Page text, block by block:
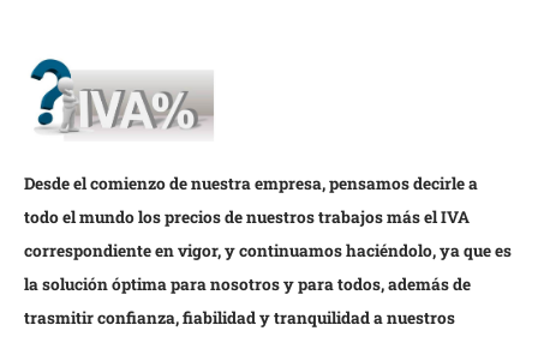
Desde el comienzo de nuestra empresa, pensamos decirle a
todo el mundo los precios de nuestros trabajos más el IVA
correspondiente en vigor, y continuamos haciéndolo, ya que es
la solución óptima para nosotros y para todos, además de
trasmitir confianza, fiabilidad y tranquilidad a nuestros